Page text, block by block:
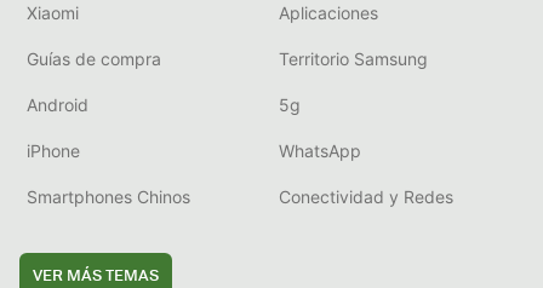
Xiaomi Aplicaciones
Guías de compra Territorio Samsung
Android 5g
iPhone WhatsApp
Smartphones Chinos Conectividad y Redes
VER MÁS TEMAS